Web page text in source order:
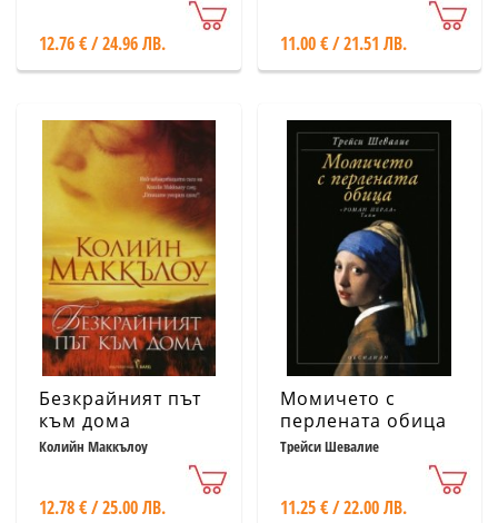
12.76 € / 24.96 ЛВ. 11.00 € / 21.51 ЛВ.
Безкрайният път
към дома
Колийн Маккълоу
12.78 € / 25.00 ЛВ.
Момичето с
перлената обица
Трейси Шевалие
11.25 € / 22.00 ЛВ.